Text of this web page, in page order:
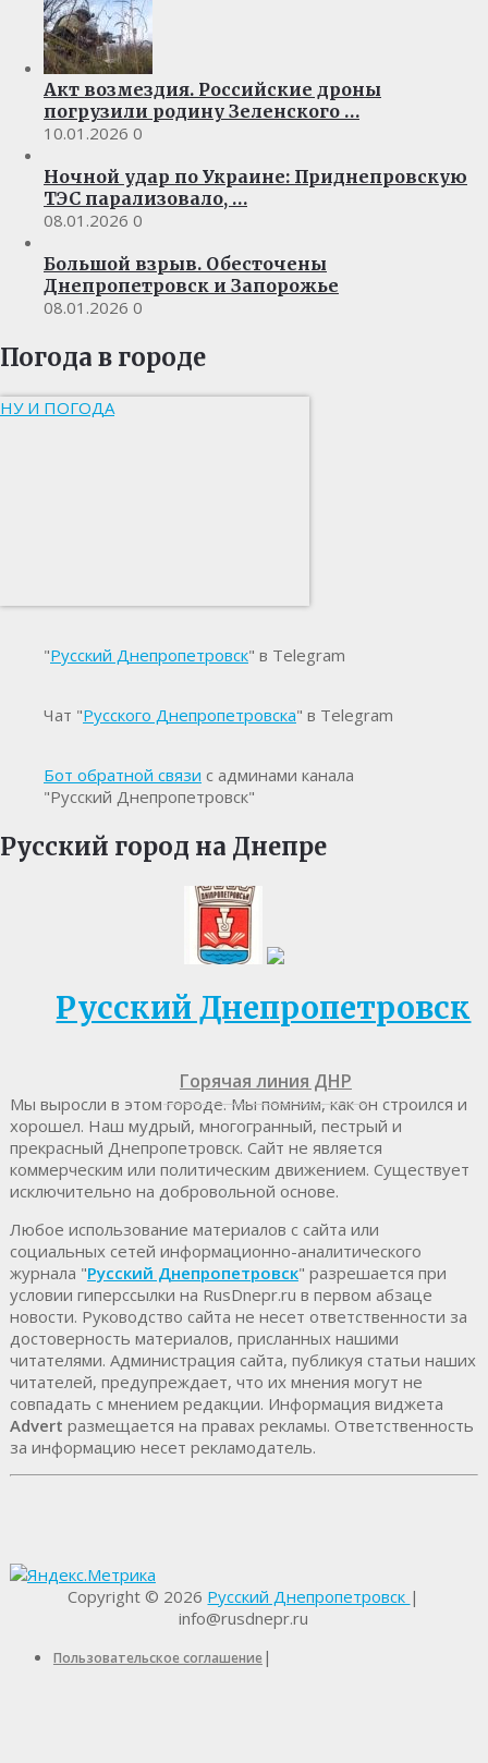
Акт возмездия. Российские дроны
погрузили родину Зеленского …
10.01.2026 0
Ночной удар по Украине: Приднепровскую
ТЭС парализовало, …
08.01.2026 0
Большой взрыв. Обесточены
Днепропетровск и Запорожье
08.01.2026 0
Погода в городе
НУ И ПОГОДА
"Русский Днепропетровск" в Telegram
Чат "Русского Днепропетровска" в Telegram
Бот обратной связи с админами канала
"Русский Днепропетровск"
Русский город на Днепре
Русский Днепропетровск
Горячая линия ДНР
Мы выросли в этом городе. Мы помним, как он строился и
хорошел. Наш мудрый, многогранный, пестрый и
прекрасный Днепропетровск. Cайт не является
коммерческим или политическим движением. Существует
исключительно на добровольной основе.
Любое использование материалов c сайта или
социальных сетей информационно-аналитического
журнала "Русский Днепропетровск" разрешается при
условии гиперссылки на RusDnepr.ru в первом абзаце
новости. Руководство сайта не несет ответственности за
достоверность материалов, присланных нашими
читателями. Администрация сайта, публикуя статьи наших
читателей, предупреждает, что их мнения могут не
совпадать с мнением редакции. Информация виджета
Advert размещается на правах рекламы. Ответственность
за информацию несет рекламодатель.
Copyright © 2026 Русский Днепропетровск |
info@rusdnepr.ru
Пользовательское соглашение |